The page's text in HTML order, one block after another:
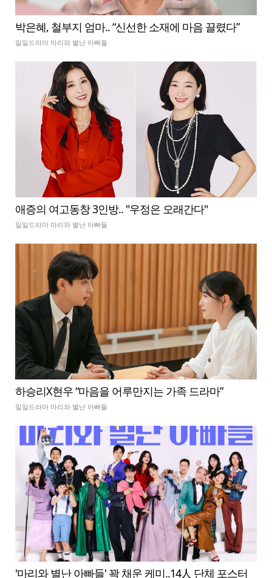
박은혜, 철부지 엄마.. “신선한 소재에 마음 끌렸다”
일일드라마 마리와 별난 아빠들
애증의 여고동창 3인방.. "우정은 오래간다"
일일드라마 마리와 별난 아빠들
하승리X현우 “마음을 어루만지는 가족 드라마”
일일드라마 마리와 별난 아빠들
'마리와 별난 아빠들' 꽉 채운 케미..14人 단체 포스터